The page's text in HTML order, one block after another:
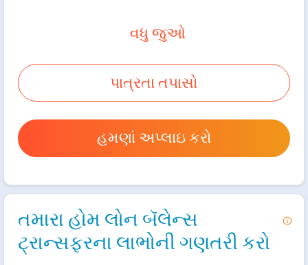
વધુ જુઓ
પાત્રતા તપાસો
હમણાં અપ્લાઇ કરો
તમારા હોમ લોન બૅલેન્સ
ટ્રાન્સફરના લાભોની ગણતરી કરો